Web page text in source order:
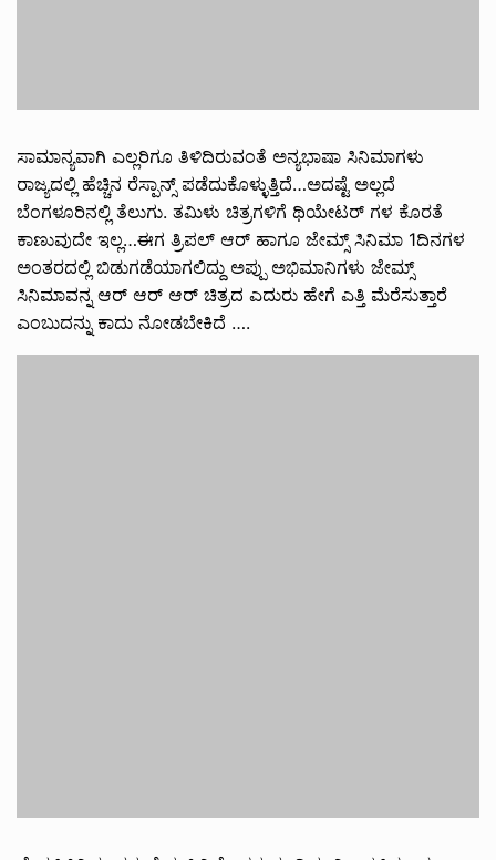
ಸಾಮಾನ್ಯವಾಗಿ ಎಲ್ಲರಿಗೂ ತಿಳಿದಿರುವಂತೆ ಅನ್ಯಭಾಷಾ ಸಿನಿಮಾಗಳು
ರಾಜ್ಯದಲ್ಲಿ ಹೆಚ್ಚಿನ ರೆಸ್ಪಾನ್ಸ್ ಪಡೆದುಕೊಳ್ಳುತ್ತಿದೆ…ಅದಷ್ಟೆ ಅಲ್ಲದೆ
ಬೆಂಗಳೂರಿನಲ್ಲಿ ತೆಲುಗು. ತಮಿಳು ಚಿತ್ರಗಳಿಗೆ ಥಿಯೇಟರ್ ಗಳ ಕೊರತೆ
ಕಾಣುವುದೇ ಇಲ್ಲ…ಈಗ ತ್ರಿಪಲ್ ಆರ್ ಹಾಗೂ ಜೇಮ್ಸ್ ಸಿನಿಮಾ 1ದಿನಗಳ
ಅಂತರದಲ್ಲಿ ಬಿಡುಗಡೆಯಾಗಲಿದ್ದು ಅಪ್ಪು ಅಭಿಮಾನಿಗಳು ಜೇಮ್ಸ್
ಸಿನಿಮಾವನ್ನ ಆರ್ ಆರ್ ಆರ್ ಚಿತ್ರದ ಎದುರು ಹೇಗೆ ಎತ್ತಿ ಮೆರೆಸುತ್ತಾರೆ
ಎಂಬುದನ್ನು ಕಾದು ನೋಡಬೇಕಿದೆ ….